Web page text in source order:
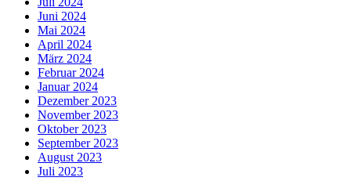
Juni 2024
Mai 2024
April 2024
März 2024
Februar 2024
Januar 2024
Dezember 2023
November 2023
Oktober 2023
September 2023
August 2023
Juli 2023